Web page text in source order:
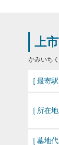
上
かみいち
[ 最寄
[ 所在
[ 墓地